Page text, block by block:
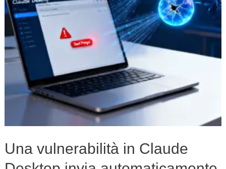
Una vulnerabilità in Claude
automaticamente
prompt
pericolosi
agli
agenti